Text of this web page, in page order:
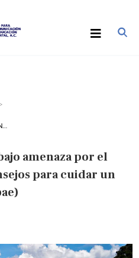
amenaza por el
para cuidar un